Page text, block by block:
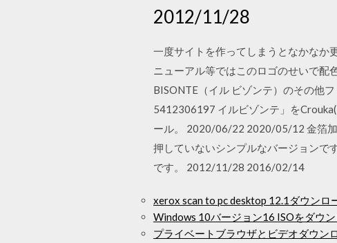
2012/11/28
一度サイトを作ってしまうとなかなか
ニューアル等ではこのロゴのせいで配
BISONTE（イル ビゾンテ）のその他
5412306197 イルビゾンテ」を
ール。 2020/06/22 2020/05/12 金箔加
押していないシンプルなバージョンで
です。 2012/11/28 2016/02/14
xerox scan to pc desktop 12.1ダウンロ
Windows 10バージョン16 ISOをダウン
プライベートブラウザとビデオダウン